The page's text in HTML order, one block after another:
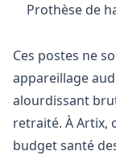
Prothèse de
Ces postes ne
appareillage
alourdissant
retraité. À Artix,
budget santé